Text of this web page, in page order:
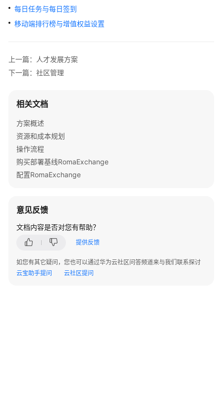
决
案
方
人
养
决
方
案
华
双
减
课
务
解
每日任务与每日签到
移动端排行榜与增值权益设置
上一篇：人才发展方案
下一篇：社区管理
相关文档
方案概述
资源和成本规划
操作流程
购买部署基线RomaExchange
配置RomaExchange
意见反馈
文档内容是否对您有帮助？
提供反馈
如您有其它疑问，您也可以通过华为云社区问答频道来与我们联系探讨
云宝助手提问
云社区提问